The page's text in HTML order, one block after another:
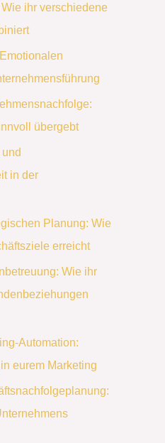
ihr verschiedene
übergebt
in der
Planung: Wie
erreicht
Wie ihr
Automation:
eurem Marketing